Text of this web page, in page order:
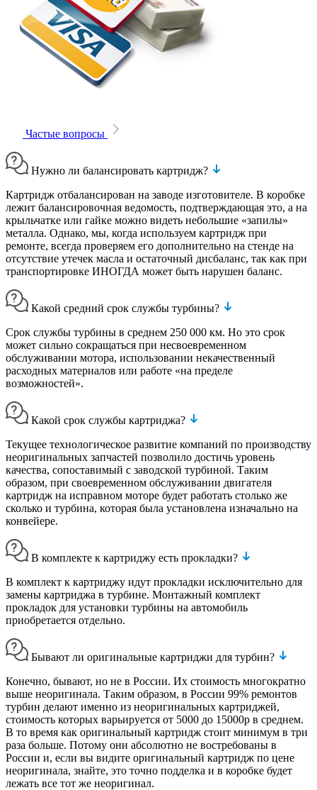
Частые вопросы
Нужно ли балансировать картридж?
Картридж отбалансирован на заводе изготовителе. В коробке
лежит балансировочная ведомость, подтверждающая это, а на
крыльчатке или гайке можно видеть небольшие «запилы»
металла. Однако, мы, когда используем картридж при
ремонте, всегда проверяем его дополнительно на стенде на
отсутствие утечек масла и остаточный дисбаланс, так как при
транспортировке ИНОГДА может быть нарушен баланс.
Какой средний срок службы турбины?
Срок службы турбины в среднем 250 000 км. Но это срок
может сильно сокращаться при несвоевременном
обслуживании мотора, использовании некачественный
расходных материалов или работе «на пределе
возможностей».
Какой срок службы картриджа?
Текущее технологическое развитие компаний по производству
неоригинальных запчастей позволило достичь уровень
качества, сопоставимый с заводской турбиной. Таким
образом, при своевременном обслуживании двигателя
картридж на исправном моторе будет работать столько же
сколько и турбина, которая была установлена изначально на
конвейере.
В комплекте к картриджу есть прокладки?
В комплект к картриджу идут прокладки исключительно для
замены картриджа в турбине. Монтажный комплект
прокладок для установки турбины на автомобиль
приобретается отдельно.
Бывают ли оригинальные картриджи для турбин?
Конечно, бывают, но не в России. Их стоимость многократно
выше неоригинала. Таким образом, в России 99% ремонтов
турбин делают именно из неоригинальных картриджей,
стоимость которых варьируется от 5000 до 15000р в среднем.
В то время как оригинальный картридж стоит минимум в три
раза больше. Потому они абсолютно не востребованы в
России и, если вы видите оригинальный картридж по цене
неоригинала, знайте, это точно подделка и в коробке будет
лежать все тот же неоригинал.